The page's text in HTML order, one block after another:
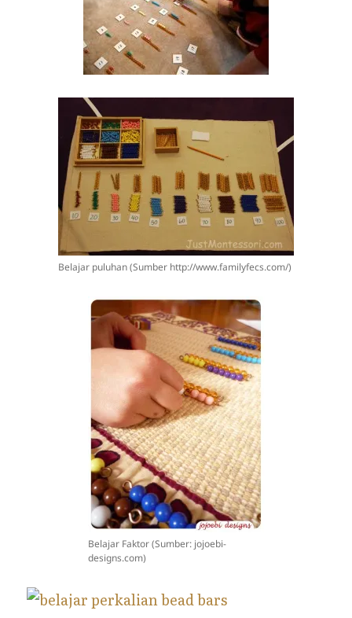
Belajar puluhan (Sumber http://www.familyfecs.com/)
Belajar Faktor (Sumber: jojoebi-
designs.com)